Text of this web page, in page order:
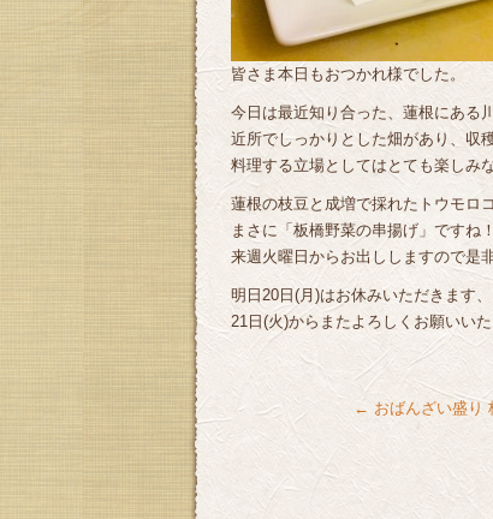
皆さま本日もおつかれ様でした。
今日は最近知り合った、蓮根にある
近所でしっかりとした畑があり、収
料理する立場としてはとても楽しみ
蓮根の枝豆と成増で採れたトウモロ
まさに「板橋野菜の串揚げ」ですね
来週火曜日からお出ししますので是
明日20日(月)はお休みいただきます、
21日(火)からまたよろしくお願いい
← おばんざい盛り